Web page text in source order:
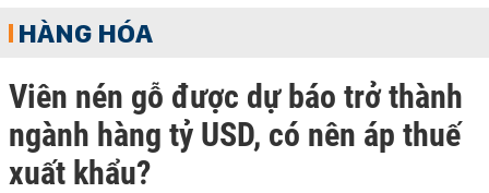
HÀNG HÓA
Viên nén gỗ được dự báo trở thành
ngành hàng tỷ USD, có nên áp thuế
xuất khẩu?